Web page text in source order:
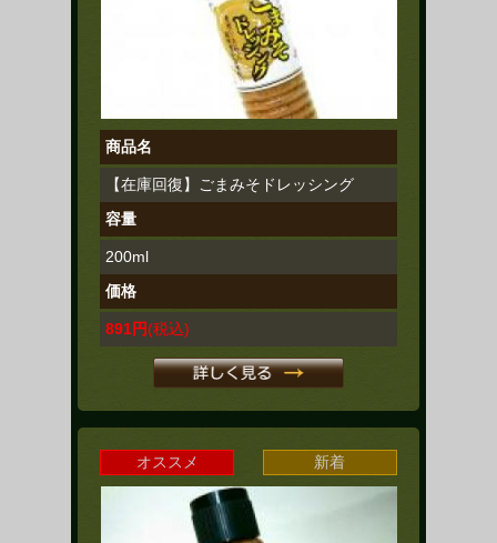
商品名
【在庫回復】ごまみそドレッシング
容量
200ml
価格
891円(税込)
オススメ 新着